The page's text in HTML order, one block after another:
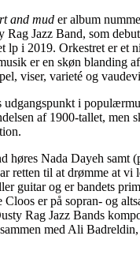
and mud er album
Rag Jazz Band, som
lp i 2019. Orkestret er et
er en skøn blanding
viser, varieté og
udgangspunkt i
af 1900-tallet, men
høres Nada Dayeh samt
retten til at drømme at vi
guitar og er bandets
Cloos er på sopran- og
Rag Jazz Bands
med Ali